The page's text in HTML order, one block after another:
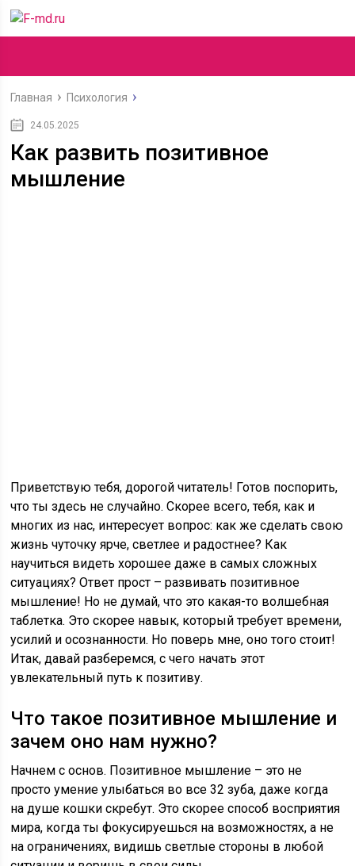
Главная Психология
24.05.2025
Как развить позитивное
мышление
Приветствую тебя, дорогой читатель! Готов поспорить,
что ты здесь не случайно. Скорее всего, тебя, как и
многих из нас, интересует вопрос: как же сделать свою
жизнь чуточку ярче, светлее и радостнее? Как
научиться видеть хорошее даже в самых сложных
ситуациях? Ответ прост – развивать позитивное
мышление! Но не думай, что это какая-то волшебная
таблетка. Это скорее навык, который требует времени,
усилий и осознанности. Но поверь мне, оно того стоит!
Итак, давай разберемся, с чего начать этот
увлекательный путь к позитиву.
Что такое позитивное мышление и
зачем оно нам нужно?
Начнем с основ. Позитивное мышление – это не
просто умение улыбаться во все 32 зуба, даже когда
на душе кошки скребут. Это скорее способ восприятия
мира, когда ты фокусируешься на возможностях, а не
на ограничениях, видишь светлые стороны в любой